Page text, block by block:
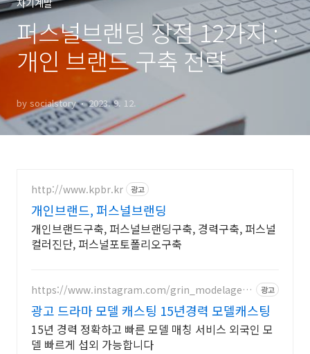
자기계발
퍼스널브랜딩 장점 12가지 :
개인 브랜드 구축 전략
by socialstory 2023. 9. 12.
http://www.kpbr.kr 광고
개인브랜드, 퍼스널브랜딩
개인브랜드구축, 퍼스널브랜딩구축, 경력구축, 퍼스널
컬러진단, 퍼스널포토폴리오구축
https://www.instagram.com/grin_modelagenc
광고
광고 드라마 모델 캐스팅 15년경력 모델캐스팅
15년 경력 정확하고 빠른 모델 매칭 서비스 외국인 모
델 빠르게 섭외 가능합니다